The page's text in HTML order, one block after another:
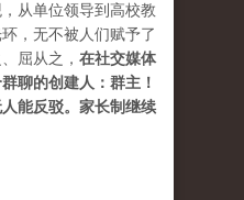
从单位领导到高校教
，无不被人们赋予了
屈从之， 在社交媒体
聊的创建人：群主！
能反驳。家长制继续